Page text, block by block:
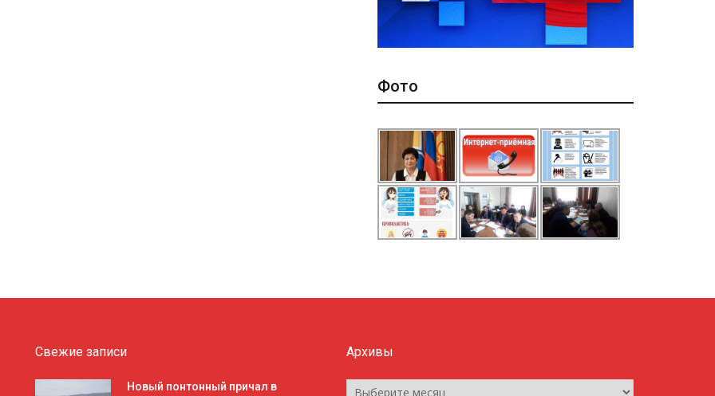
Фото
Свежие записи
Новый понтонный причал в
Архивы
Архивы